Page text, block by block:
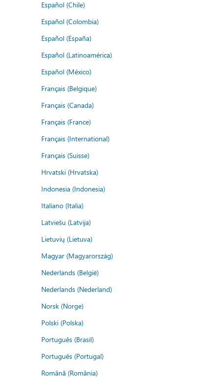
Español (Chile)
Español (Colombia)
Español (España)
Español (Latinoamérica)
Español (México)
Français (Belgique)
Français (Canada)
Français (France)
Français (International)
Français (Suisse)
Hrvatski (Hrvatska)
Indonesia (Indonesia)
Italiano (Italia)
Latviešu (Latvija)
Lietuvių (Lietuva)
Magyar (Magyarország)
Nederlands (België)
Nederlands (Nederland)
Norsk (Norge)
Polski (Polska)
Português (Brasil)
Português (Portugal)
Română (România)